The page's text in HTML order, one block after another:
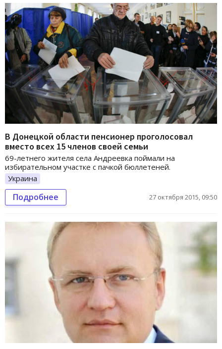
В Донецкой области пенсионер проголосовал
вместо всех 15 членов своей семьи
69-летнего жителя села Андреевка поймали на
избирательном участке с пачкой бюллетеней.
Украина
Подробнее 27 октября 2015, 09:50